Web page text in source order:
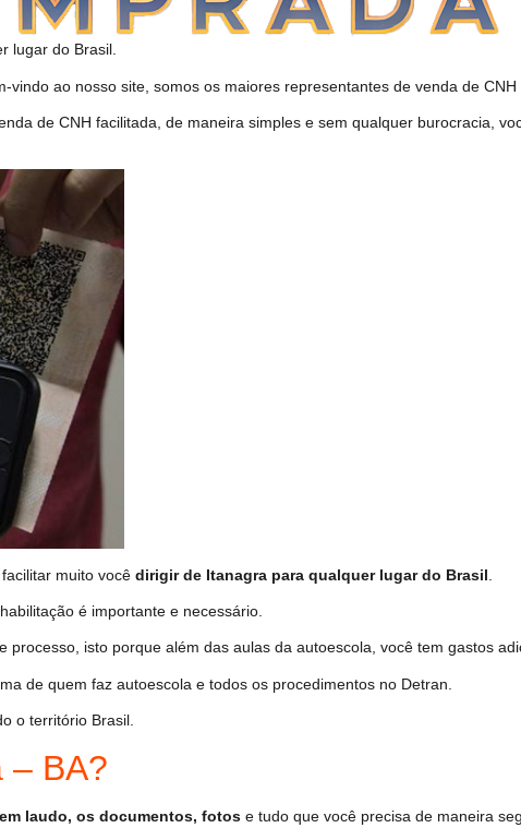
lugar do Brasil.
ao nosso site, somos os maiores representantes de venda de CNH
de CNH facilitada, de maneira simples e sem qualquer burocracia,
muito você dirigir de Itanagra para qualquer lugar do Brasil
é importante e necessário.
processo, isto porque além das aulas da autoescola, você tem gastos
de quem faz autoescola e todos os procedimentos no Detran.
o território Brasil.
– BA?
laudo, os documentos, fotos e tudo que você precisa de maneira